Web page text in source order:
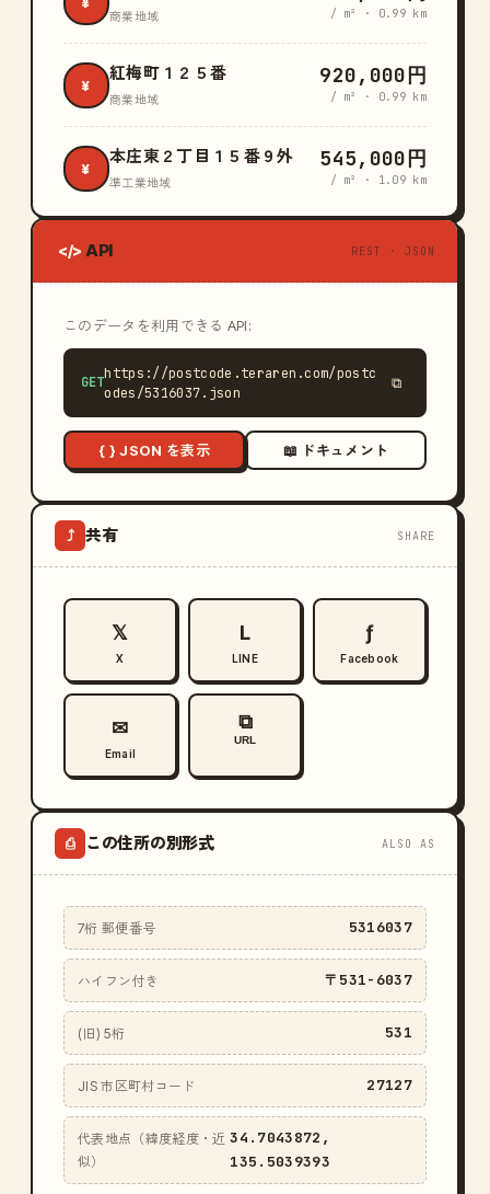
商業地域 / m² · 0.99 km
¥
紅梅町１２５番
商業地域
920,000円
/ m² · 0.99 km
¥
本庄東２丁目１５番９外
準工業地域
545,000円
/ m² · 1.09 km
</> API REST · JSON
このデータを利用できる API:
GET
https://postcode.teraren.com/postc
odes/5316037.json
⧉
{ } JSON を表示 📖 ドキュメント
⤴ 共有 SHARE
𝕏
X
L
LINE
ƒ
Facebook
✉
Email
⧉
URL
⎙ この住所の別形式 ALSO AS
7桁 郵便番号 5316037
ハイフン付き 〒531-6037
(旧) 5桁 531
JIS 市区町村コード 27127
代表地点（緯度経度・近
似）
34.7043872,
135.5039393